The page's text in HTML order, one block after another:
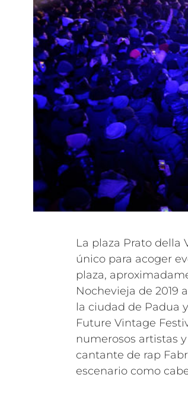
La plaza Prato della
único para acoger
plaza,
Nochevieja de 2019
la ciudad de Padua
Future Vintage
numerosos artistas
cantante de rap
escenario como